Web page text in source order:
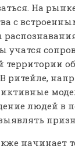
На
с
учатся
территории
ритейле,
людей в
начинает